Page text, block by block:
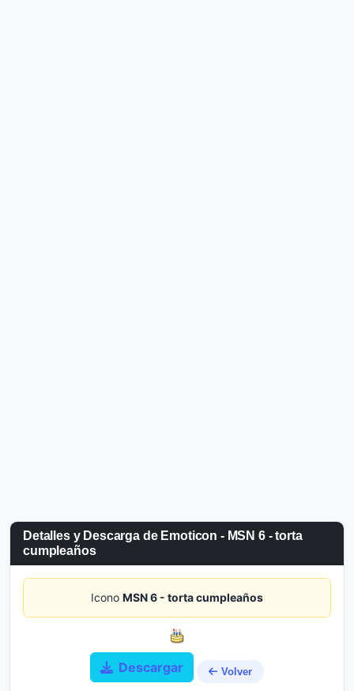
Detalles y Descarga de Emoticon - MSN 6 - torta
cumpleaños
Icono MSN 6 - torta cumpleaños
Descargar Volver